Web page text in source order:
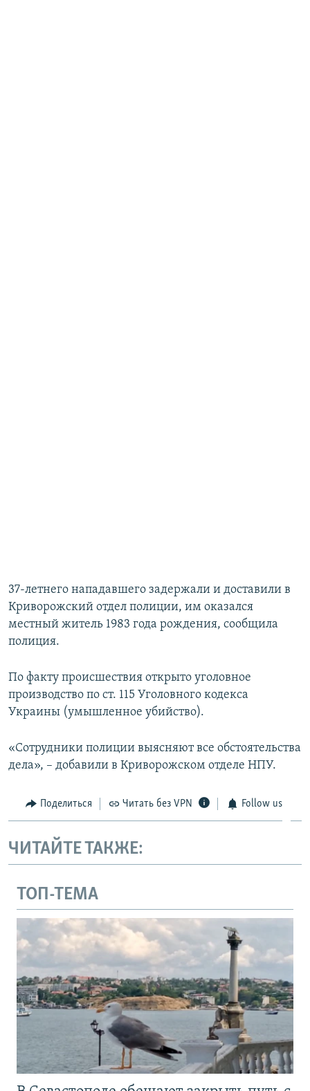
37-летнего нападавшего задержали и доставили в
Криворожский отдел полиции, им оказался
местный житель 1983 года рождения, сообщила
полиция.
По факту происшествия открыто уголовное
производство по ст. 115 Уголовного кодекса
Украины (умышленное убийство).
«Сотрудники полиции выясняют все обстоятельства
дела», – добавили в Криворожском отделе НПУ.
Поделиться Читать без VPN Follow us
ЧИТАЙТЕ ТАКЖЕ:
ТОП-ТЕМА